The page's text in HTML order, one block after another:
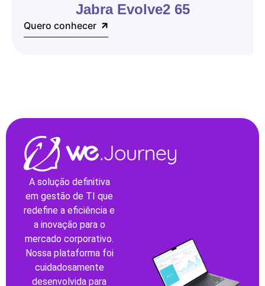
Jabra Evolve2 65
Quero conhecer
A solução definitiva
em gestão de TI que
redefine a eficiência e
a inovação para o
mercado corporativo.
Nossa plataforma foi
cuidadosamente
desenvolvida para